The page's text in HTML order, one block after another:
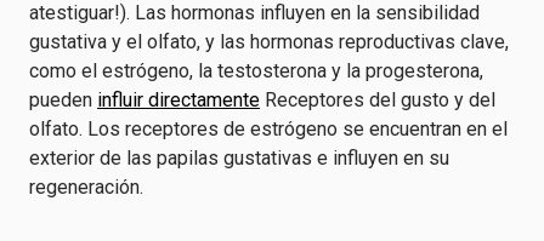
atestiguar!). Las hormonas influyen en la sensibilidad
gustativa y el olfato, y las hormonas reproductivas clave,
como el estrógeno, la testosterona y la progesterona,
pueden influir directamente Receptores del gusto y del
olfato. Los receptores de estrógeno se encuentran en el
exterior de las papilas gustativas e influyen en su
regeneración.